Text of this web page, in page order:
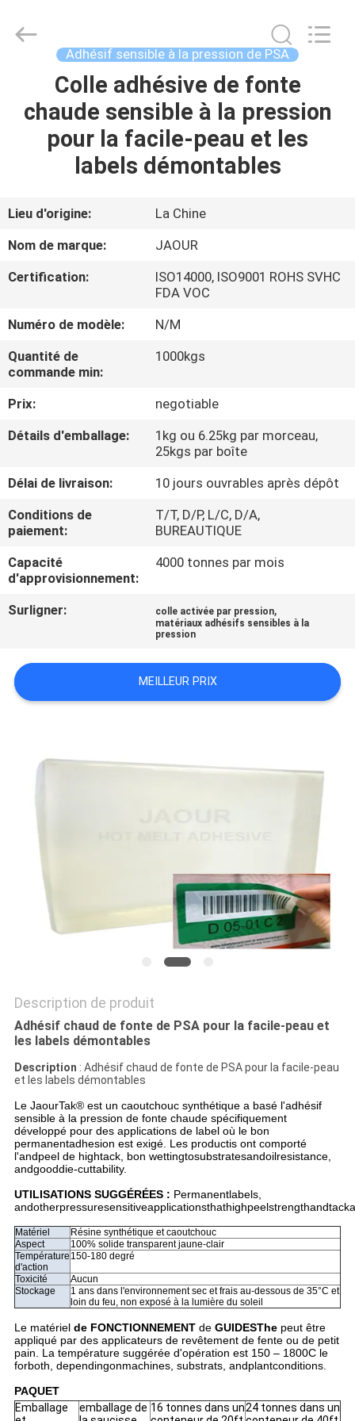
MAISON
PRODUITS
PROPOS
DE
NOUS
VISITE
DE
L'USINE
QUALITÉ
NOUS
NOUVELLES
DEMANDEZ
UN DEVIS
PLAN
SITE
POLITIQUE
CONFIDENTIALITÉ
Jaour
Adhesive
Adhésif sensible à la pression de PSA
Colle adhésive de fonte
chaude sensible à la pression
pour la facile-peau et les
labels démontables
Lieu d'origine:
La Chine
Nom de marque:
JAOUR
Certification:
ISO14000, ISO9001 ROHS SVHC
FDA VOC
Numéro de modèle:
N/M
Quantité de
commande min:
1000kgs
Prix:
negotiable
Détails d'emballage:
1kg ou 6.25kg par morceau,
25kgs par boîte
Délai de livraison:
10 jours ouvrables après dépôt
Conditions de
paiement:
T/T, D/P, L/C, D/A,
BUREAUTIQUE
Capacité
d'approvisionnement:
4000 tonnes par mois
Surligner: colle activée par pression,
matériaux adhésifs sensibles à la
pression
MEILLEUR PRIX
Description de produit
Adhésif chaud de fonte de PSA pour la facile-peau et
les labels démontables
Description : Adhésif chaud de fonte de PSA pour la facile-peau
et les labels démontables
Le JaourTak® est un caoutchouc synthétique a basé l'adhésif
sensible à la pression de fonte chaude spécifiquement
développé pour des applications de label où le bon
permanentadhesion est exigé. Les productis ont comporté
l'andpeel de hightack, bon wettingtosubstratesandoilresistance,
andgooddie-cuttability.
UTILISATIONS SUGGÉRÉES : Permanentlabels,
Matériel
Résine synthétique et caoutchouc
Aspect
100% solide transparent jaune-clair
Température
d'action
150-180 degré
Toxicité
Aucun
Stockage
1 ans dans l'environnement sec et frais au-dessous de 35°C et
loin du feu, non exposé à la lumière du soleil
Le matériel de FONCTIONNEMENTde GUIDESThepeut être
appliqué par des applicateurs de revêtement de fente ou de petit
pain. La température suggérée d'opération est 150 – 1800C le
forboth, dependingonmachines, substrats, andplantconditions.
PAQUET
Emballage
emballage de 16 tonnes dans un24 tonnes dans un